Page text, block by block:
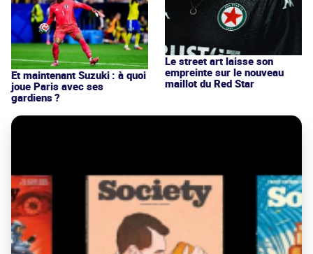
Et maintenant Suzuki : à quoi
joue Paris avec ses
gardiens ?
Le street art laisse son
empreinte sur le nouveau
maillot du Red Star